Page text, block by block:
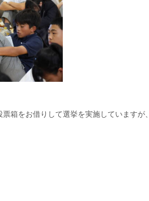
箱をお借りして選挙を実施していますが、